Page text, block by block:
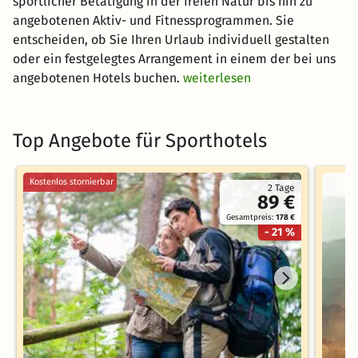
angebotenen Aktiv- und Fitnessprogrammen. Sie
entscheiden, ob Sie Ihren Urlaub individuell gestalten
oder ein festgelegtes Arrangement in einem der bei uns
angebotenen Hotels buchen. weiterlesen
Top Angebote für Sporthotels
2 Tage
89 €
Gesamtpreis:178 €
- 21 %
Kostenlos stornierbar